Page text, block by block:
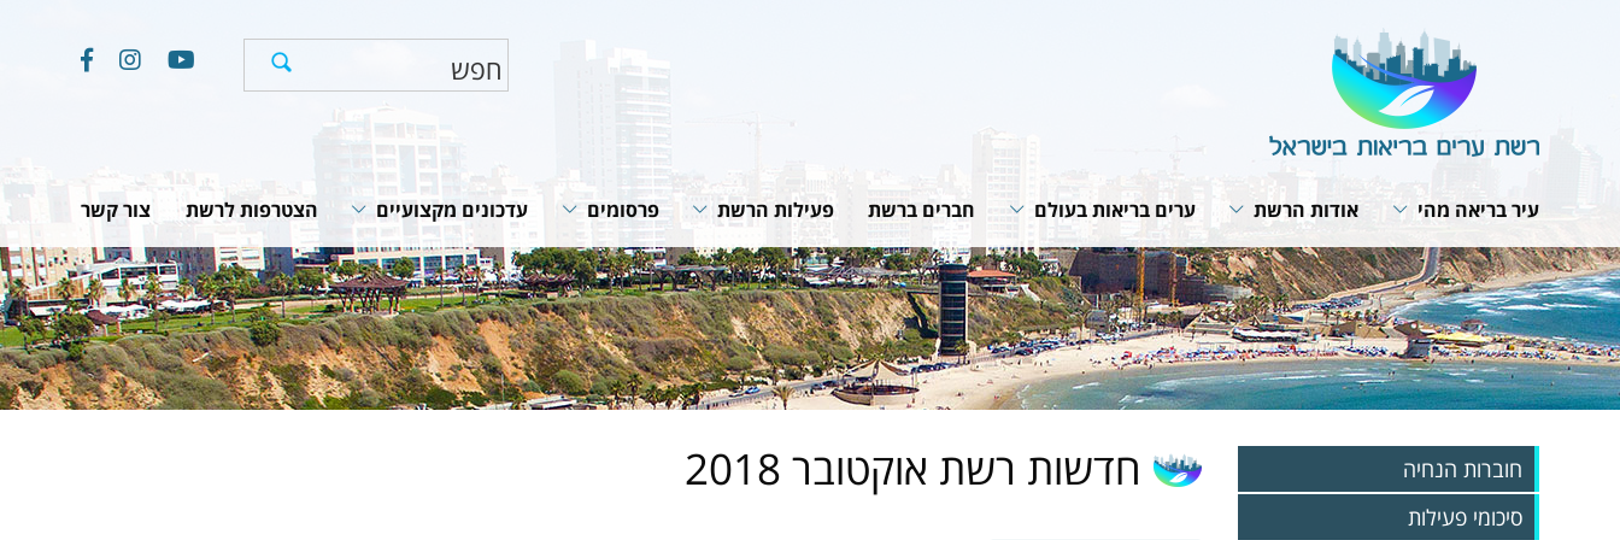
עיר בריאה מהי
תבנית פעולה
תפקיד המתאם
ועדת היגוי לעיר בריאה
פרופיל עירוני
תהליך תכנון עירוני
אודות הרשת
מבנה הרשת
חזון ומטרות
תפקיד הרשת
תקנון הרשת
הערכת הפעילות בערים
אמנת העיר הבריאה
ערים בריאות בעולם
תנאי חברות ברשת
האירופית של רשתות
תוכנית אסטרטגית של
רשת הרשתות
פעילות עולמית
מפגשי עבודה של הרשת
חברים ברשת פעילות הרשת
תוכניות ופעילות הרשת
שיתופי פעולה
פרסומים
חוברות הנחיה
סיכומי פעילות
מאמרים מקצועיים
חדשות רשת
עדכונים מקצועיים
חוקים, תקנות והמלצות
תוכניות לאומיות
מאמרים וכתבות
הצטרפות לרשת צור קשר
חוברות הנחיה
סיכומי פעילות
חדשות רשת אוקטובר 2018